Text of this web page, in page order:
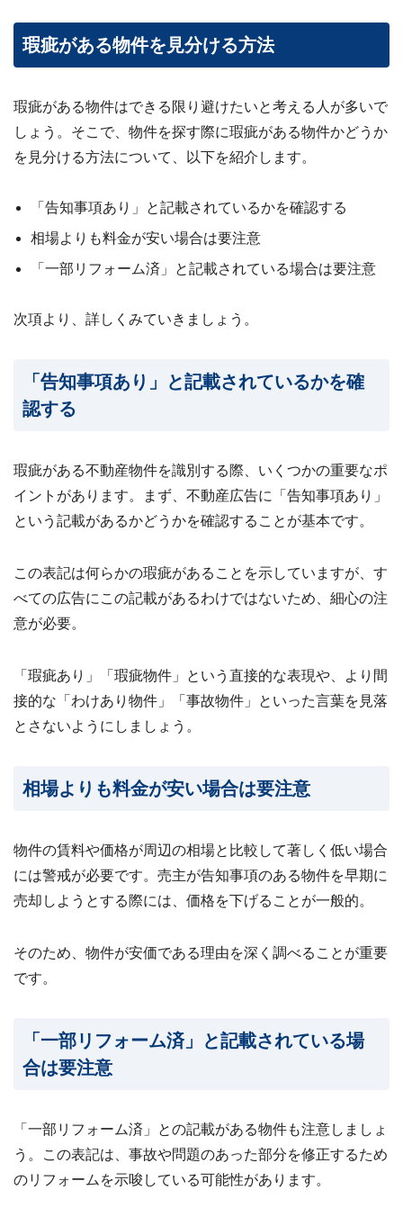
瑕疵がある物件を見分ける方法
瑕疵がある物件はできる限り避けたいと考える人が多いで
しょう。そこで、物件を探す際に瑕疵がある物件かどうか
を見分ける方法について、以下を紹介します。
「告知事項あり」と記載されているかを確認する
相場よりも料金が安い場合は要注意
「一部リフォーム済」と記載されている場合は要注意
次項より、詳しくみていきましょう。
「告知事項あり」と記載されているかを確
認する
瑕疵がある不動産物件を識別する際、いくつかの重要なポ
イントがあります。まず、不動産広告に「告知事項あり」
という記載があるかどうかを確認することが基本です。
この表記は何らかの瑕疵があることを示していますが、す
べての広告にこの記載があるわけではないため、細心の注
意が必要。
「瑕疵あり」「瑕疵物件」という直接的な表現や、より間
接的な「わけあり物件」「事故物件」といった言葉を見落
とさないようにしましょう。
相場よりも料金が安い場合は要注意
物件の賃料や価格が周辺の相場と比較して著しく低い場合
には警戒が必要です。売主が告知事項のある物件を早期に
売却しようとする際には、価格を下げることが一般的。
そのため、物件が安価である理由を深く調べることが重要
です。
「一部リフォーム済」と記載されている場
合は要注意
「一部リフォーム済」との記載がある物件も注意しましょ
う。この表記は、事故や問題のあった部分を修正するため
のリフォームを示唆している可能性があります。